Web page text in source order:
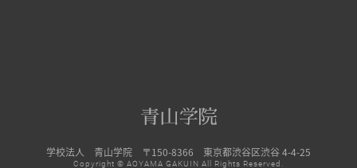
学校法人 青山学院 〒150-8366 東京都渋谷区渋谷 4-4-25
Copyright © AOYAMA GAKUIN All Rights Reserved.